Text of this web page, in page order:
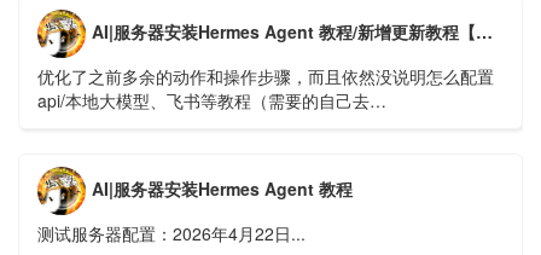
AI|服务器安装Hermes Agent 教程/新增更新教程【新版】
优化了之前多余的动作和操作步骤，而且依然没说明怎么配置
api/本地大模型、飞书等教程（需要的自己去
AI|服务器安装Hermes Agent 教程
测试服务器配置：2026年4月22日...